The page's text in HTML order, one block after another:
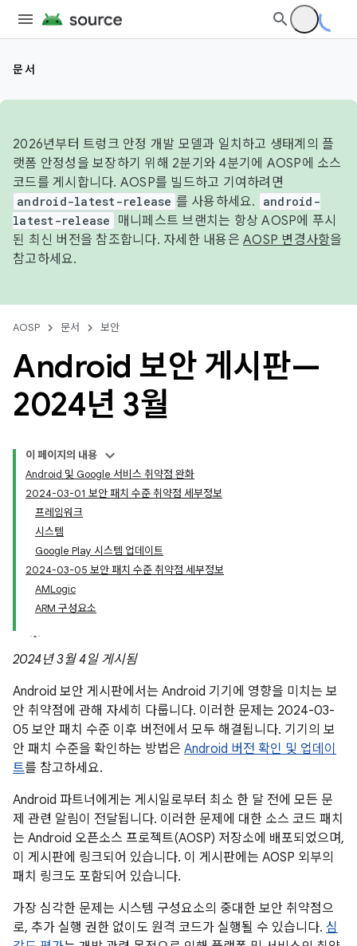
문서
2026년부터 트렁크 안정 개발 모델과 일치하고 생태계의 플
랫폼 안정성을 보장하기 위해 2분기와 4분기에 AOSP에 소스
코드를 게시합니다. AOSP를 빌드하고 기여하려면
android-latest-release 를 사용하세요.
android-
latest-release
매니페스트 브랜치는 항상 AOSP에 푸시
된 최신 버전을 참조합니다. 자세한 내용은 AOSP 변경사항을
참고하세요.
AOSP 문서 보안
Android 보안 게시판—
2024년 3월
이 페이지의 내용
Android 및 Google 서비스 취약점 완화
2024-03-01 보안 패치 수준 취약점 세부정보
프레임워크
시스템
Google Play 시스템 업데이트
2024-03-05 보안 패치 수준 취약점 세부정보
AMLogic
ARM 구성요소
2024년 3월 4일 게시됨
Android 보안 게시판에서는 Android 기기에 영향을 미치는 보
안 취약점에 관해 자세히 다룹니다. 이러한 문제는 2024-03-
05 보안 패치 수준 이후 버전에서 모두 해결됩니다. 기기의 보
안 패치 수준을 확인하는 방법은 Android 버전 확인 및 업데이
트를 참고하세요.
Android 파트너에게는 게시일로부터 최소 한 달 전에 모든 문
제 관련 알림이 전달됩니다. 이러한 문제에 대한 소스 코드 패치
는 Android 오픈소스 프로젝트(AOSP) 저장소에 배포되었으며,
이 게시판에 링크되어 있습니다. 이 게시판에는 AOSP 외부의
패치 링크도 포함되어 있습니다.
가장 심각한 문제는 시스템 구성요소의 중대한 보안 취약점으
로, 추가 실행 권한 없이도 원격 코드가 실행될 수 있습니다. 심